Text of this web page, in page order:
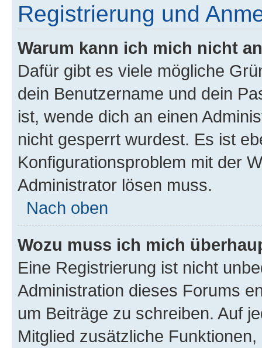
Registrierung und
Warum kann ich mich nicht
Dafür gibt es viele mögliche
dein Benutzername und dein
ist, wende dich an einen
nicht gesperrt wurdest. Es ist
Konfigurationsproblem mit der
Administrator lösen muss.
Nach oben
Wozu muss ich mich
Eine Registrierung ist nicht
Administration dieses Forums
um Beiträge zu schreiben. Auf
Mitglied zusätzliche